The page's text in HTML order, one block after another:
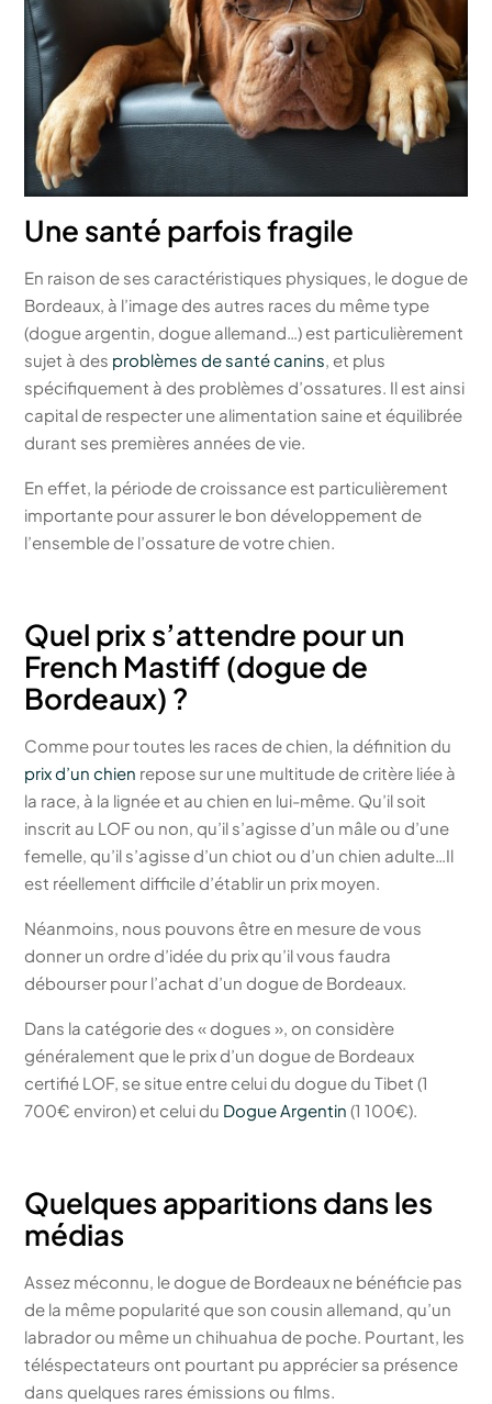
Une santé parfois fragile
En raison de ses caractéristiques physiques, le dogue de
Bordeaux, à l’image des autres races du même type
(dogue argentin, dogue allemand…) est particulièrement
sujet à des problèmes de santé canins , et plus
spécifiquement à des problèmes d’ossatures. Il est ainsi
capital de respecter une alimentation saine et équilibrée
durant ses premières années de vie.
En effet, la période de croissance est particulièrement
importante pour assurer le bon développement de
l’ensemble de l’ossature de votre chien.
Quel prix s’attendre pour un
French Mastiff (dogue de
Bordeaux) ?
Comme pour toutes les races de chien, la définition du
prix d’un chien repose sur une multitude de critère liée à
la race, à la lignée et au chien en lui-même. Qu’il soit
inscrit au LOF ou non, qu’il s’agisse d’un mâle ou d’une
femelle, qu’il s’agisse d’un chiot ou d’un chien adulte…Il
est réellement difficile d’établir un prix moyen.
Néanmoins, nous pouvons être en mesure de vous
donner un ordre d’idée du prix qu’il vous faudra
débourser pour l’achat d’un dogue de Bordeaux.
Dans la catégorie des « dogues », on considère
généralement que le prix d’un dogue de Bordeaux
certifié LOF, se situe entre celui du dogue du Tibet (1
700€ environ) et celui du Dogue Argentin (1 100€).
Quelques apparitions dans les
médias
Assez méconnu, le dogue de Bordeaux ne bénéficie pas
de la même popularité que son cousin allemand, qu’un
labrador ou même un chihuahua de poche. Pourtant, les
téléspectateurs ont pourtant pu apprécier sa présence
dans quelques rares émissions ou films.